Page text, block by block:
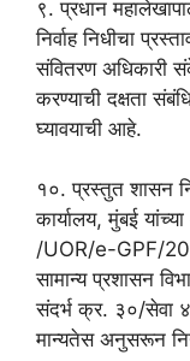
९. प्रधान
निर्वाह निधीचा
संवितरण
करण्याची दक्षता
घ्यावयाची आहे.
१०. प्रस्तुत शासन
कार्यालय, मुंबई
/UOR/e-GPF/
सामान्य प्रशासन
संदर्भ क्र. ३०/सेवा
मान्यतेस अनुसरून